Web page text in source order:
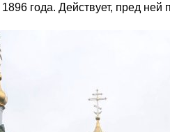
года. Действует, пред ней